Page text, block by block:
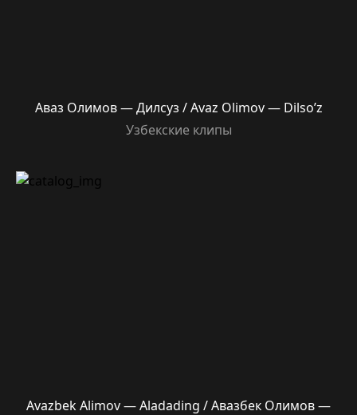
Аваз Олимов — Дилсуз / Avaz Olimov — Dilso’z
Узбекские клипы
Avazbek Alimov — Aladading / Авазбек Олимов —